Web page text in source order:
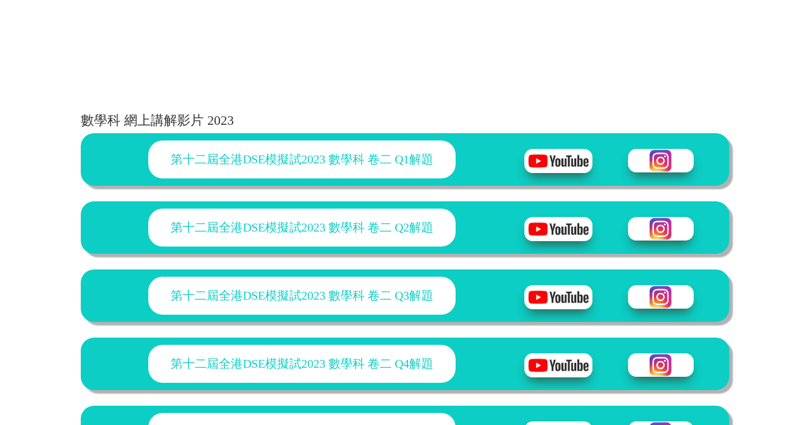
數學科 網上講解影片 2023
第十二屆全港DSE模擬試2023 數學科 卷二 Q1解題
第十二屆全港DSE模擬試2023 數學科 卷二 Q2解題
第十二屆全港DSE模擬試2023 數學科 卷二 Q3解題
第十二屆全港DSE模擬試2023 數學科 卷二 Q4解題